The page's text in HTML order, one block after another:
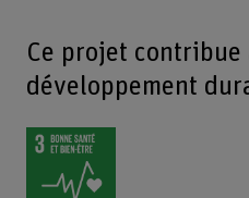
Ce projet
développement